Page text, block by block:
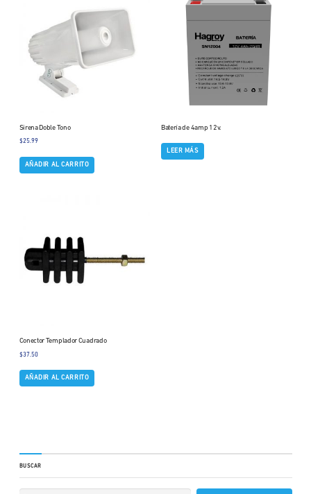
Sirena Doble Tono
$25.99
AÑADIR AL CARRITO
Batería de 4amp 12v.
LEER MÁS
Conector Templador Cuadrado
$37.50
AÑADIR AL CARRITO
BUSCAR